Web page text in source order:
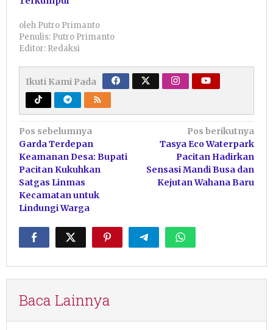
oleh Putro Primanto
Penulis: Putro Primanto
Editor: Redaksi
Ikuti Kami Pada
Navigasi
pos
Pos sebelumnya
Garda Terdepan
Keamanan Desa: Bupati
Pacitan Kukuhkan
Satgas Linmas
Kecamatan untuk
Lindungi Warga
Pos berikutnya
Tasya Eco Waterpark
Pacitan Hadirkan
Sensasi Mandi Busa dan
Kejutan Wahana Baru
Baca Lainnya